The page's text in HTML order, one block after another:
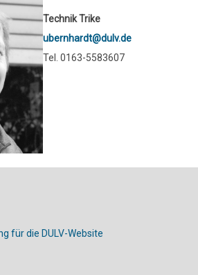
Technik Trike
ubernhardt@dulv.de
Tel. 0163-5583607
für die DULV-Website